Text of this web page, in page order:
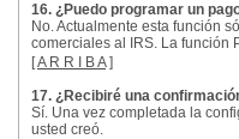
16. ¿Puedo programar un
No. Actualmente esta función
comerciales al IRS. La función
[A R R I B A]
17. ¿Recibiré una
Sí. Una vez completada la
usted creó.